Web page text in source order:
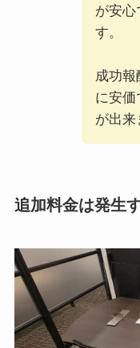
が安心
す。
成功報
に安価
が出来
追加料金は発生